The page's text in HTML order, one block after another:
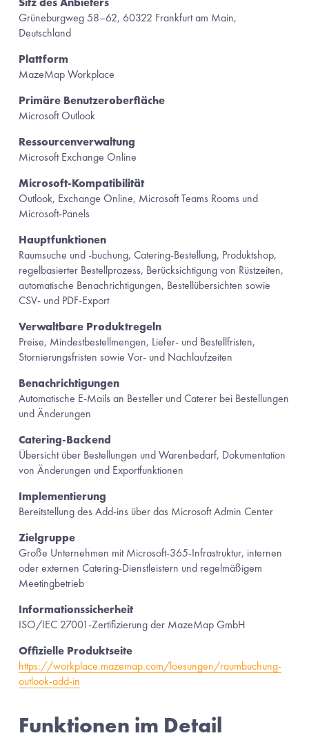
Grüneburgweg 58–62, 60322 Frankfurt am Main,
Deutschland
Plattform
MazeMap Workplace
Primäre Benutzeroberfläche
Microsoft Outlook
Ressourcenverwaltung
Microsoft Exchange Online
Microsoft-Kompatibilität
Outlook, Exchange Online, Microsoft Teams Rooms und
Microsoft-Panels
Hauptfunktionen
Raumsuche und -buchung, Catering-Bestellung, Produktshop,
regelbasierter Bestellprozess, Berücksichtigung von Rüstzeiten,
automatische Benachrichtigungen, Bestellübersichten sowie
CSV- und PDF-Export
Verwaltbare Produktregeln
Preise, Mindestbestellmengen, Liefer- und Bestellfristen,
Stornierungsfristen sowie Vor- und Nachlaufzeiten
Benachrichtigungen
Automatische E-Mails an Besteller und Caterer bei Bestellungen
und Änderungen
Catering-Backend
Übersicht über Bestellungen und Warenbedarf, Dokumentation
von Änderungen und Exportfunktionen
Implementierung
Bereitstellung des Add-ins über das Microsoft Admin Center
Zielgruppe
Große Unternehmen mit Microsoft-365-Infrastruktur, internen
oder externen Catering-Dienstleistern und regelmäßigem
Meetingbetrieb
Informationssicherheit
ISO/IEC 27001-Zertifizierung der MazeMap GmbH
Offizielle Produktseite
https://workplace.mazemap.com/loesungen/raumbuchung-
outlook-add-in
Funktionen im Detail